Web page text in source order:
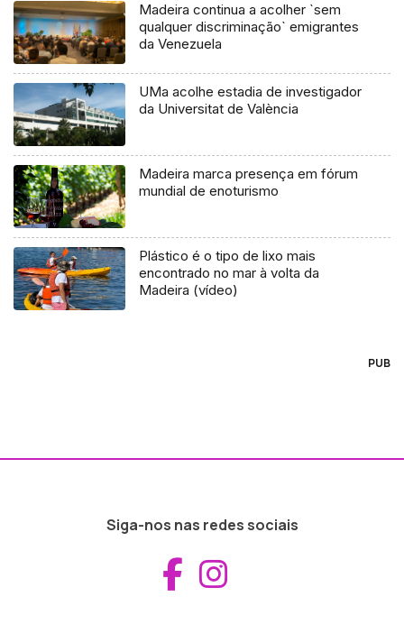
Madeira continua a acolher `sem
qualquer discriminação` emigrantes
da Venezuela
UMa acolhe estadia de investigador
da Universitat de València
Madeira marca presença em fórum
mundial de enoturismo
Plástico é o tipo de lixo mais
encontrado no mar à volta da
Madeira (vídeo)
PUB
Siga-nos nas redes sociais
Aceder ao